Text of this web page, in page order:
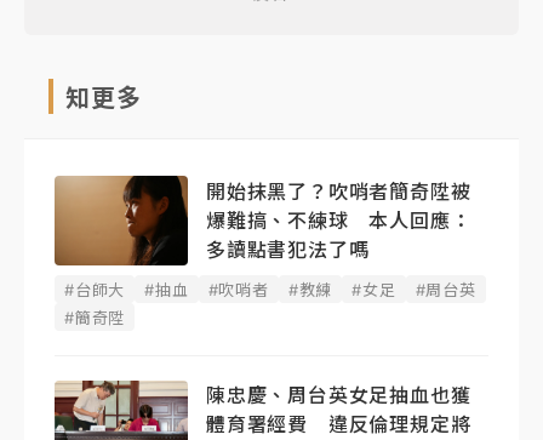
知更多
開始抹黑了？吹哨者簡奇陞被
爆難搞、不練球 本人回應：
多讀點書犯法了嗎
#台師大 #抽血 #吹哨者 #教練 #女足
#周台英
#簡奇陞
陳忠慶、周台英女足抽血也獲
體育署經費 違反倫理規定將